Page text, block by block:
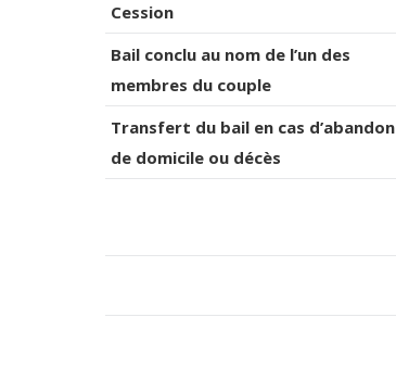
Cession
Bail conclu au nom de l’un des
membres du couple
Transfert du bail en cas d’abandon
de domicile ou décès